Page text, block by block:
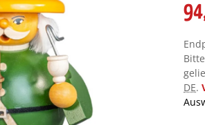
DE.